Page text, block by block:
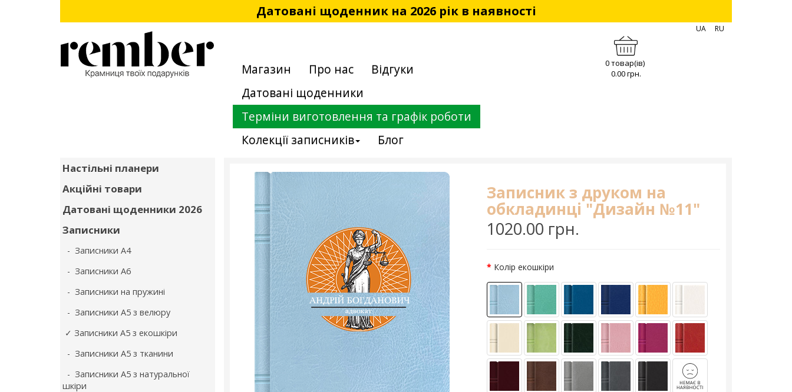
Датовані щоденник на 2026 рік в наявності
Магазин Про нас
Відгуки
Датовані щоденники
Терміни виготовлення та графік роботи
Колекції записників
Блог
0 товар(ів)
0.00 грн.
UA RU
Настільні планери
Акційні товари
Датовані щоденники 2026
Записники
- Записники А4
- Записники А6
- Записники на пружині
- Записники А5 з велюру
✓ Записники А5 з екошкіри
- Записники А5 з тканини
- Записники А5 з натуральної
шкіри
Записник з друком на
обкладинці "Дизайн №11"
1020.00 грн.
Колір екошкіри